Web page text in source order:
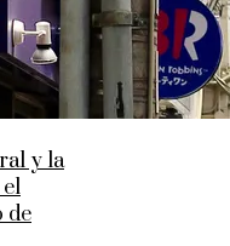
y la
de